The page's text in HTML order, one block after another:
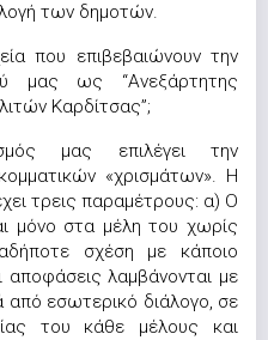
των δημοτών.
που επιβεβαιώνουν την
μας ως “Ανεξάρτητης
Καρδίτσας”;
μας επιλέγει την
«χρισμάτων». Η
τρεις παραμέτρους: α) Ο
μόνο στα μέλη του χωρίς
σχέση με κάποιο
αποφάσεις λαμβάνονται με
από εσωτερικό διάλογο, σε
του κάθε μέλους και